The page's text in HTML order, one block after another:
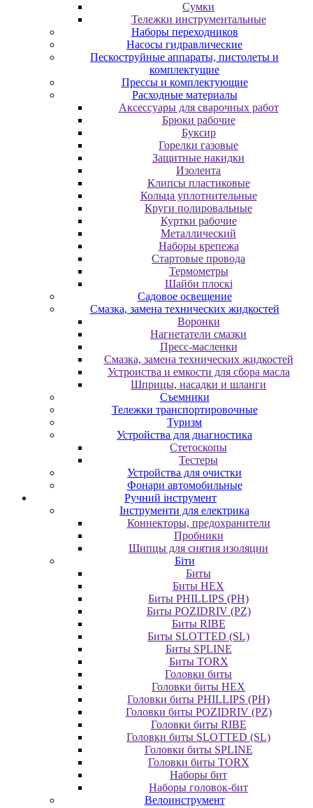
Сумки
Тележки инструментальные
Наборы переходников
Насосы гидравлические
Пескоструйные аппараты, пистолеты и
комплектущие
Прессы и комплектующие
Расходные материалы
Аксессуары для сварочных работ
Брюки рабочие
Буксир
Горелки газовые
Защитные накидки
Изолента
Клипсы пластиковые
Кольца уплотнительные
Круги полировальные
Куртки рабочие
Металлический
Наборы крепежа
Стартовые провода
Термометры
Шайби плоскі
Садовое освещение
Смазка, замена технических жидкостей
Воронки
Нагнетатели смазки
Пресс-масленки
Смазка, замена технических жидкостей
Устроиства и емкости для сбора масла
Шприцы, насадки и шланги
Съемники
Тележки транспортировочные
Туризм
Устройства для диагностика
Стетоскопы
Тестеры
Устройства для очистки
Фонари автомобильные
Ручний інструмент
Інструменти для електрика
Коннекторы, предохранители
Пробники
Щипцы для снятия изоляции
Біти
Биты
Биты HEX
Биты PHILLIPS (PH)
Биты POZIDRIV (PZ)
Биты RIBE
Биты SLOTTED (SL)
Биты SPLINE
Биты TORX
Головки биты
Головки биты HEX
Головки биты PHILLIPS (PH)
Головки биты POZIDRIV (PZ)
Головки биты RIBE
Головки биты SLOTTED (SL)
Головки биты SPLINE
Головки биты TORX
Наборы бит
Наборы головок-бит
Велоинструмент